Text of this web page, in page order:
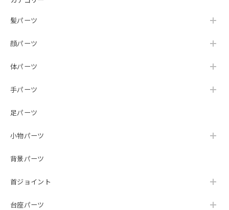
髪パーツ
顔パーツ
体パーツ
手パーツ
足パーツ
小物パーツ
背景パーツ
首ジョイント
台座パーツ